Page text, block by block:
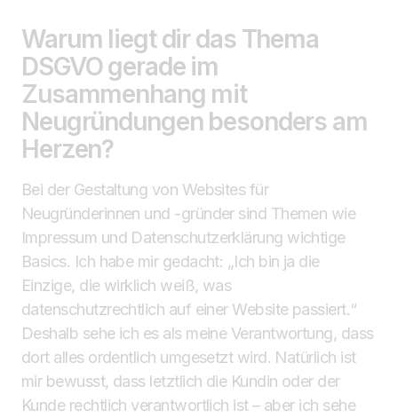
Warum liegt dir das Thema
DSGVO gerade im
Zusammenhang mit
Neugründungen besonders am
Herzen?
Bei der Gestaltung von Websites für
Neugründerinnen und -gründer sind Themen wie
Impressum und Datenschutzerklärung wichtige
Basics. Ich habe mir gedacht: „Ich bin ja die
Einzige, die wirklich weiß, was
datenschutzrechtlich auf einer Website passiert.“
Deshalb sehe ich es als meine Verantwortung, dass
dort alles ordentlich umgesetzt wird. Natürlich ist
mir bewusst, dass letztlich die Kundin oder der
Kunde rechtlich verantwortlich ist – aber ich sehe